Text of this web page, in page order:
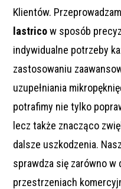
Klientów.
lastricow sposób
indywidualne potrzeby
zastosowaniu
uzupełniania
potrafimy nie tylko
lecz także znacząco
dalsze uszkodzenia.
sprawdza się zarówno w
przestrzeniach